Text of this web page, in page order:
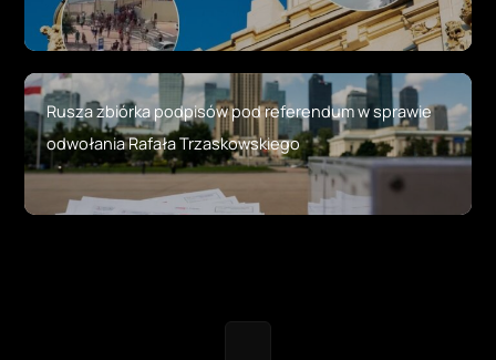
Rusza zbiórka podpisów pod referendum w sprawie
odwołania Rafała Trzaskowskiego